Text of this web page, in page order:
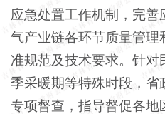
应急处置工作机制，完
气产业链各环节质量管
准规范及技术要求。针
季采暖期等特殊时段，省
专项督查，指导督促各地